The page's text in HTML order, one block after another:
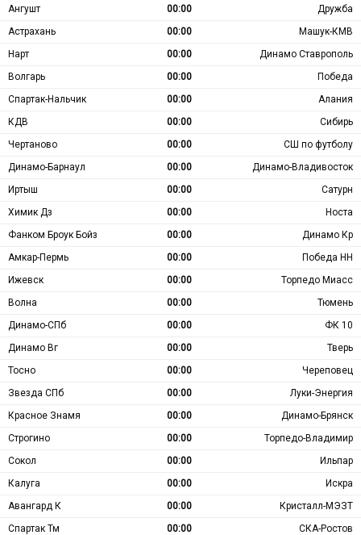
Ангушт 00:00
Дружба
Астрахань
00:00
Машук-КМВ
Нарт
00:00
Динамо Ставрополь
Волгарь
00:00
Победа
Спартак-Нальчик
00:00
Алания
КДВ
00:00
Сибирь
Чертаново
00:00
СШ по футболу
Динамо-Барнаул
00:00
Динамо-Владивосток
Иртыш
00:00
Сатурн
Химик Дз
00:00
Носта
Фанком Броук Бойз
00:00
Динамо Кр
Амкар-Пермь
00:00
Победа НН
Ижевск
00:00
Торпедо Миасс
Волна
00:00
Тюмень
Динамо-СПб
00:00
ФК 10
Динамо Вг
00:00
Тверь
Тосно
00:00
Череповец
Звезда СПб
00:00
Луки-Энергия
Красное Знамя
00:00
Динамо-Брянск
Строгино
00:00
Торпедо-Владимир
Сокол
00:00
Ильпар
Калуга
00:00
Искра
Авангард К
00:00
Кристалл-МЭЗТ
Спартак Тм
00:00
СКА-Ростов